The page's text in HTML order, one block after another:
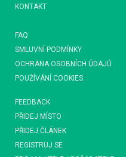
KONTAKT
FAQ
SMLUVNÍ PODMÍNKY
OCHRANA OSOBNÍCH ÚDAJŮ
POUŽÍVÁNÍ COOKIES
FEEDBACK
PŘIDEJ MÍSTO
PŘIDEJ ČLÁNEK
REGISTRUJ SE